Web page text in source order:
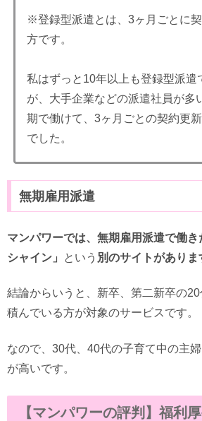
※登録型派遣とは、3ヶ月ごとに
方です。
私はずっと10年以上も登録型派遣
が、大手企業などの派遣社員が多
期で働けて、3ヶ月ごとの契約更
でした。
無期雇用派遣
マンパワーでは、無期雇用派遣で働
シャイン」
という 別のサイトがありま
結論からいうと、新卒、第二新卒の
積んでいる方が対象のサービスです。
なので、30代、40代の子育て中の主
が高いです。
【マンパワーの評判】福利